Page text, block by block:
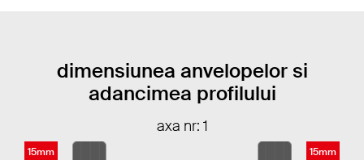
dimensiunea anvelopelor si
adancimea profilului
axa nr: 1
15mm 15mm